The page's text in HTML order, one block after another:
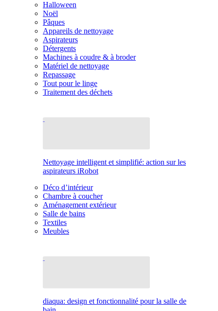
Halloween
Noël
Pâques
Appareils de nettoyage
Aspirateurs
Détergents
Machines à coudre & à broder
Matériel de nettoyage
Repassage
Tout pour le linge
Traitement des déchets
Nettoyage intelligent et simplifié: action sur les
aspirateurs iRobot
Déco d’intérieur
Chambre à coucher
Aménagement extérieur
Salle de bains
Textiles
Meubles
diaqua: design et fonctionnalité pour la salle de